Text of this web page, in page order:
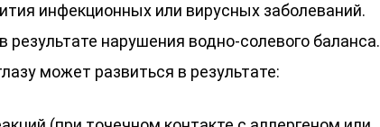
инфекционных или вирусных заболеваний.
результате нарушения водно-солевого баланса.
может развиться в результате: